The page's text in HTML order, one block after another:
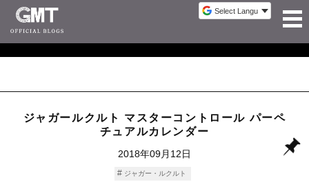
ジャガールクルト マスターコントロール パーペ
チュアルカレンダー
2018年09月12日
ジャガー・ルクルト